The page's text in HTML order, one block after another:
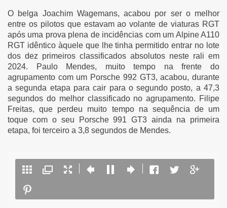
O belga Joachim Wagemans, acabou por ser o melhor
entre os pilotos que estavam ao volante de viaturas RGT
após uma prova plena de incidências com um Alpine A110
RGT idêntico àquele que lhe tinha permitido entrar no lote
dos dez primeiros classificados absolutos neste rali em
2024. Paulo Mendes, muito tempo na frente do
agrupamento com um Porsche 992 GT3, acabou, durante
a segunda etapa para cair para o segundo posto, a 47,3
segundos do melhor classificado no agrupamento. Filipe
Freitas, que perdeu muito tempo na sequência de um
toque com o seu Porsche 991 GT3 ainda na primeira
etapa, foi terceiro a 3,8 segundos de Mendes.